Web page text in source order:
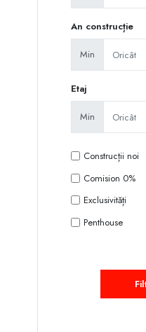
An construcție
Min
Etaj
Min
Construcții noi
Comision 0%
Exclusivități
Penthouse